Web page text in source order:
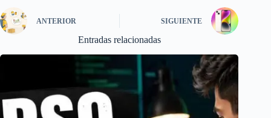
ANTERIOR SIGUIENTE
Entradas relacionadas